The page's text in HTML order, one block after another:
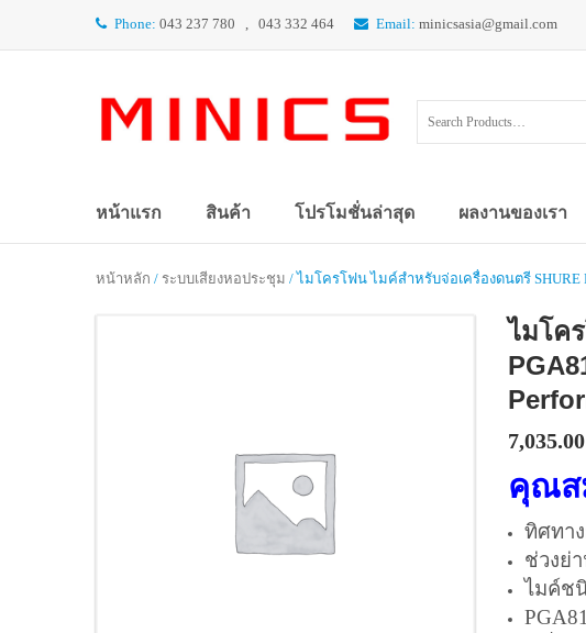
Phone: 043 237 780 , 043 332 464 Email: minicsasia@gmail.com
หน้าแรก สินค้า โปรโมชั่นล่าสุด ผลงานของเรา
หน้าหลัก / ระบบเสียงหอประชุม / ไมโครโฟน ไมค์สำหรับจ่อเครื่องดนตรี SHURE
ไมโค
7,035.00
คุณส
ทิศทา
ช่วงย่
ไมค์ช